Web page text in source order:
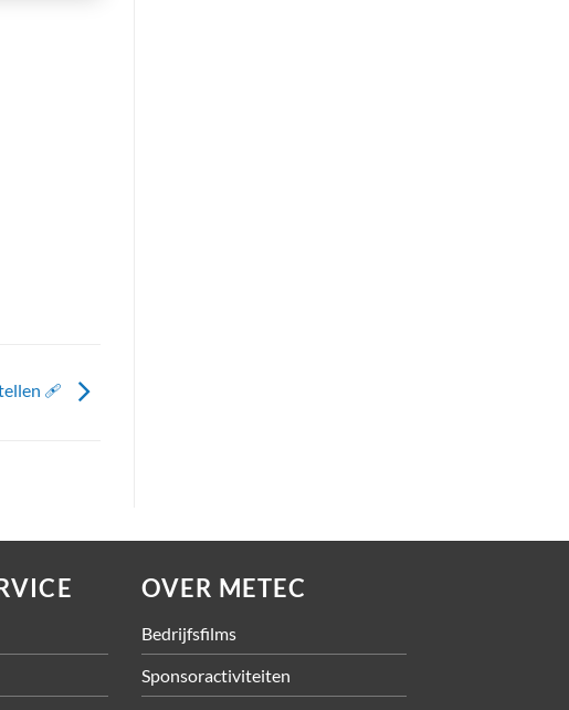
🩹
OVER METEC
Bedrijfsfilms
Sponsoractiviteiten